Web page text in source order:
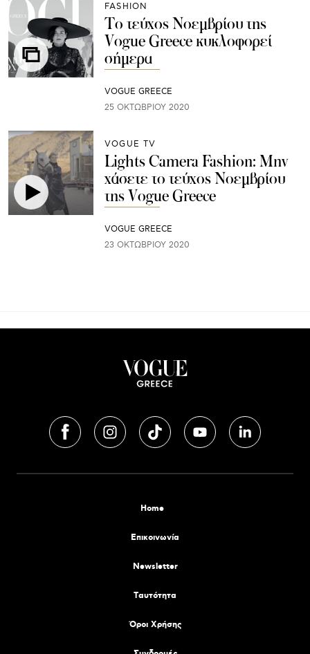
FASHION
Το τεύχος Νοεμβρίου της
Vogue Greece κυκλοφορεί
σήμερα
VOGUE GREECE
25 ΟΚΤΩΒΡΊΟΥ 2020
VOGUE TV
Lights Camera Fashion: Μην
χάσετε το τεύχος Νοεμβρίου
της Vogue Greece
VOGUE GREECE
23 ΟΚΤΩΒΡΊΟΥ 2020
Home
Επικοινωνία
Newsletter
Tαυτότητα
Όροι Χρήσης